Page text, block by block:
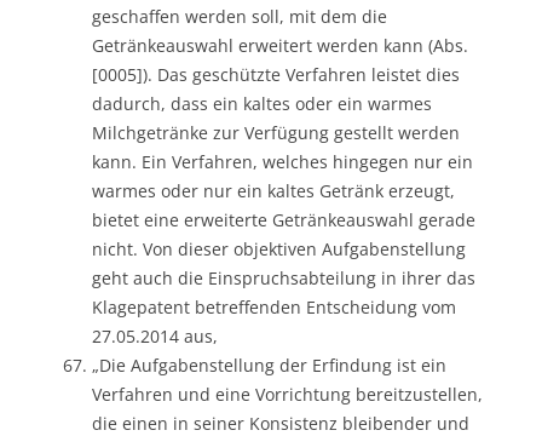
geschaffen werden soll, mit dem die
Getränkeauswahl erweitert werden kann (Abs.
[0005]). Das geschützte Verfahren leistet dies
dadurch, dass ein kaltes oder ein warmes
Milchgetränke zur Verfügung gestellt werden
kann. Ein Verfahren, welches hingegen nur ein
warmes oder nur ein kaltes Getränk erzeugt,
bietet eine erweiterte Getränkeauswahl gerade
nicht. Von dieser objektiven Aufgabenstellung
geht auch die Einspruchsabteilung in ihrer das
Klagepatent betreffenden Entscheidung vom
27.05.2014 aus,
„Die Aufgabenstellung der Erfindung ist ein
Verfahren und eine Vorrichtung bereitzustellen,
die einen in seiner Konsistenz bleibender und